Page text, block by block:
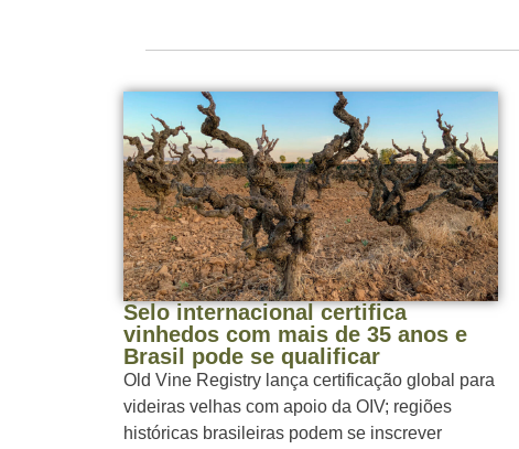
Selo internacional certifica
vinhedos com mais de 35 anos e
Brasil pode se qualificar
Old Vine Registry lança certificação global para
videiras velhas com apoio da OIV; regiões
históricas brasileiras podem se inscrever